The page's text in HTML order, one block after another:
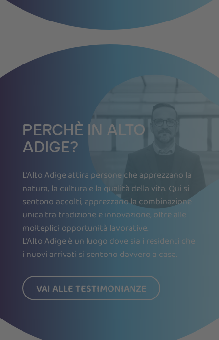
PERCHÈ IN ALTO
ADIGE?
L’Alto Adige attira persone che apprezzano la
natura, la cultura e la qualità della vita. Qui si
sentono accolti, apprezzano la combinazione
unica tra tradizione e innovazione, oltre alle
molteplici opportunità lavorative.
L’Alto Adige è un luogo dove sia i residenti che
i nuovi arrivati si sentono davvero a casa.
VAI ALLE TESTIMONIANZE